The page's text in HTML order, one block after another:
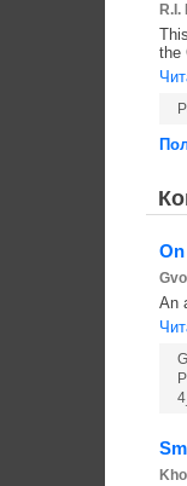
the
An